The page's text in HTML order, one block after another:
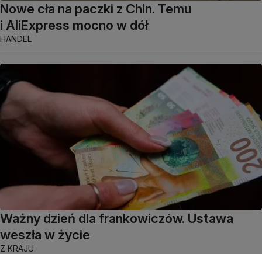
Nowe cła na paczki z Chin. Temu
i AliExpress mocno w dół
HANDEL
Ważny dzień dla frankowiczów. Ustawa
weszła w życie
Z KRAJU